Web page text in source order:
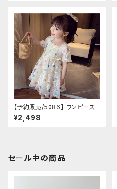
【予約販売/5086】 ワンピース
¥2,498
セール中の商品